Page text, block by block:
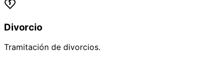
Divorcio
Tramitación de divorcios.